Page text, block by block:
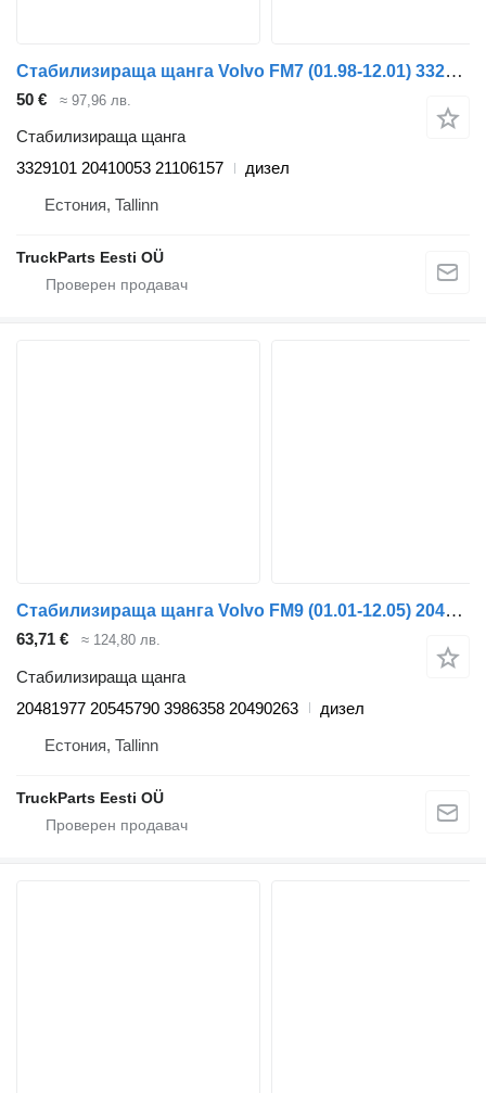
Стабилизираща щанга Volvo FM7 (01.98-12.01) 3329101 за влекач Volvo FM7-FM12, FM, FMX (1998-2014)
50 € ≈ 97,96 лв.
Стабилизираща щанга
3329101 20410053 21106157
дизел
Естония, Tallinn
TruckParts Eesti OÜ
Стабилизираща щанга Volvo FM9 (01.01-12.05) 20481977 за влекач Volvo FM7-FM12, FM, FMX (1998-2014)
63,71 € ≈ 124,80 лв.
Стабилизираща щанга
20481977 20545790 3986358 20490263
дизел
Естония, Tallinn
TruckParts Eesti OÜ